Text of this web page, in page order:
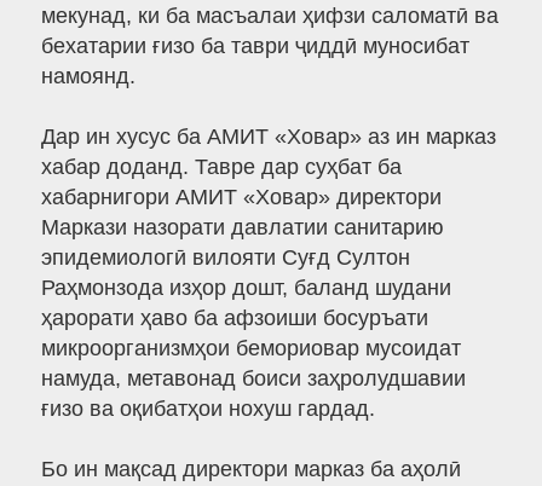
мекунад, ки ба масъалаи ҳифзи саломатӣ ва
бехатарии ғизо ба таври ҷиддӣ муносибат
намоянд.
Дар ин хусус ба АМИТ «Ховар» аз ин марказ
хабар доданд. Тавре дар суҳбат ба
хабарнигори АМИТ «Ховар» директори
Маркази назорати давлатии санитарию
эпидемиологӣ вилояти Суғд Султон
Раҳмонзода изҳор дошт, баланд шудани
ҳарорати ҳаво ба афзоиши босуръати
микроорганизмҳои бемориовар мусоидат
намуда, метавонад боиси заҳролудшавии
ғизо ва оқибатҳои нохуш гардад.
Бо ин мақсад директори марказ ба аҳолӣ